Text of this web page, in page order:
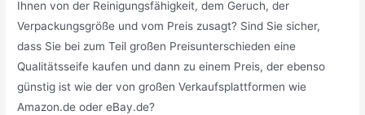
Ihnen von der Reinigungsfähigkeit, dem Geruch, der
Verpackungsgröße und vom Preis zusagt? Sind Sie sicher,
dass Sie bei zum Teil großen Preisunterschieden eine
Qualitätsseife kaufen und dann zu einem Preis, der ebenso
günstig ist wie der von großen Verkaufsplattformen wie
Amazon.de oder eBay.de?